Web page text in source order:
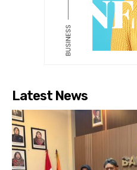
Latest News